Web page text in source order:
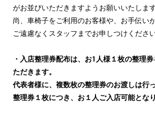
がお並びいただきますようお願いいたします
尚、車椅子をご利用のお客様や、お手伝い
ご遠慮なくスタッフまでお申しつけください
・入店整理券配布は、お1人様１枚の整理
ただきます。
代表者様に、複数枚の整理券のお渡しは行
整理券１枚につき、お１人ご入店可能となり